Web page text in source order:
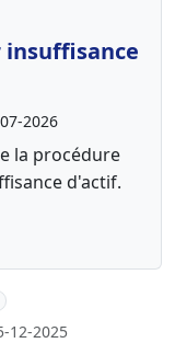
2026
la procédure
d'actif.
12-2025